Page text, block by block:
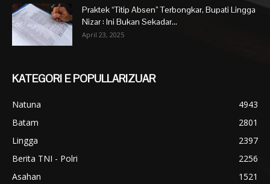
Praktek “Titip Absen” Terbongkar, Bupati Lingga
Nizar : Ini Bukan Sekadar...
April 23, 2025
KATEGORI E POPULLARIZUAR
Natuna
4943
Batam
2801
Lingga
2397
Berita TNI - Polri
2256
Asahan
1521